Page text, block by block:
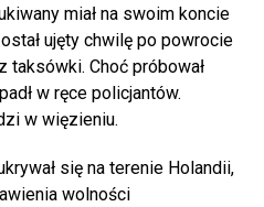
miał na swoim koncie
ujęty chwilę po powrocie
Choć próbował
w ręce policjantów.
w więzieniu.
się na terenie Holandii,
wolności